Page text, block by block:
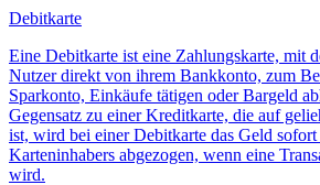
Debitkarte
Eine Debitkarte ist eine Zahlungskarte, mit
Nutzer direkt von ihrem Bankkonto, zum
Sparkonto, Einkäufe tätigen oder Bargeld
Gegensatz zu einer Kreditkarte, die auf
ist, wird bei einer Debitkarte das Geld
Karteninhabers abgezogen, wenn eine
wird.